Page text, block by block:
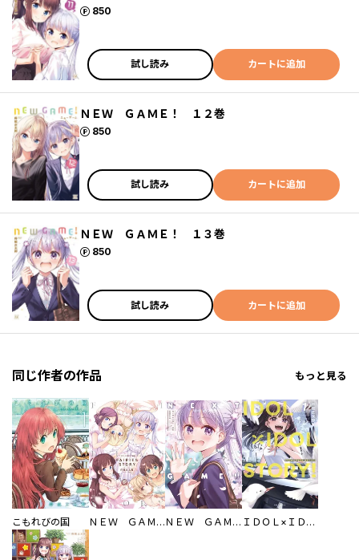
850
ポイント
試し読み カートに追加
ＮＥＷ ＧＡＭＥ！ １２巻
850
ポイント
試し読み カートに追加
ＮＥＷ ＧＡＭＥ！ １３巻
850
ポイント
試し読み カートに追加
同じ作者の作品 もっと見る
こもれびの国 ＮＥＷ ＧＡＭＥ！画集 ＦＡＩＲＩＥＳ ＳＴＯＲＹ ＮＥＷ ＧＡＭＥ！画集 ＮＥＸＴ ＧＡＭＥ！！ ＩＤＯＬ×ＩＤＯＬ ＳＴＯＲＹ！